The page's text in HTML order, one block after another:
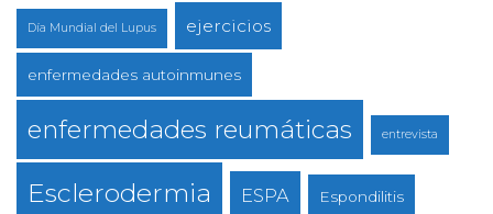
Día Mundial del Lupus ejercicios
enfermedades autoinmunes
enfermedades reumáticas entrevista
Esclerodermia ESPA Espondilitis